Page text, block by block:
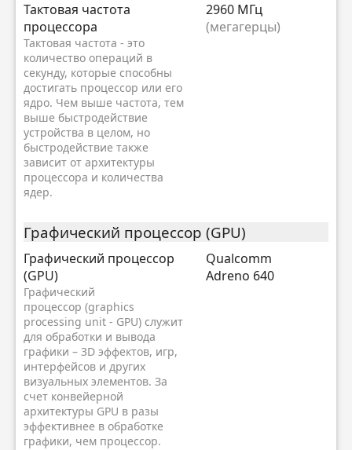
Тактовая частота
процессора
Тактовая частота - это
количество операций в
секунду, которые способны
достигать процессор или его
ядро. Чем выше частота, тем
выше быстродействие
устройства в целом, но
быстродействие также
зависит от архитектуры
процессора и количества
ядер.
2960 МГц
(мегагерцы)
Графический процессор (GPU)
Графический процессор
(GPU)
Графический
процессор (graphics
processing unit - GPU) служит
для обработки и вывода
графики – 3D эффектов, игр,
интерфейсов и других
визуальных элементов. За
счет конвейерной
архитектуры GPU в разы
эффективнее в обработке
графики, чем процессор.
Qualcomm
Adreno 640